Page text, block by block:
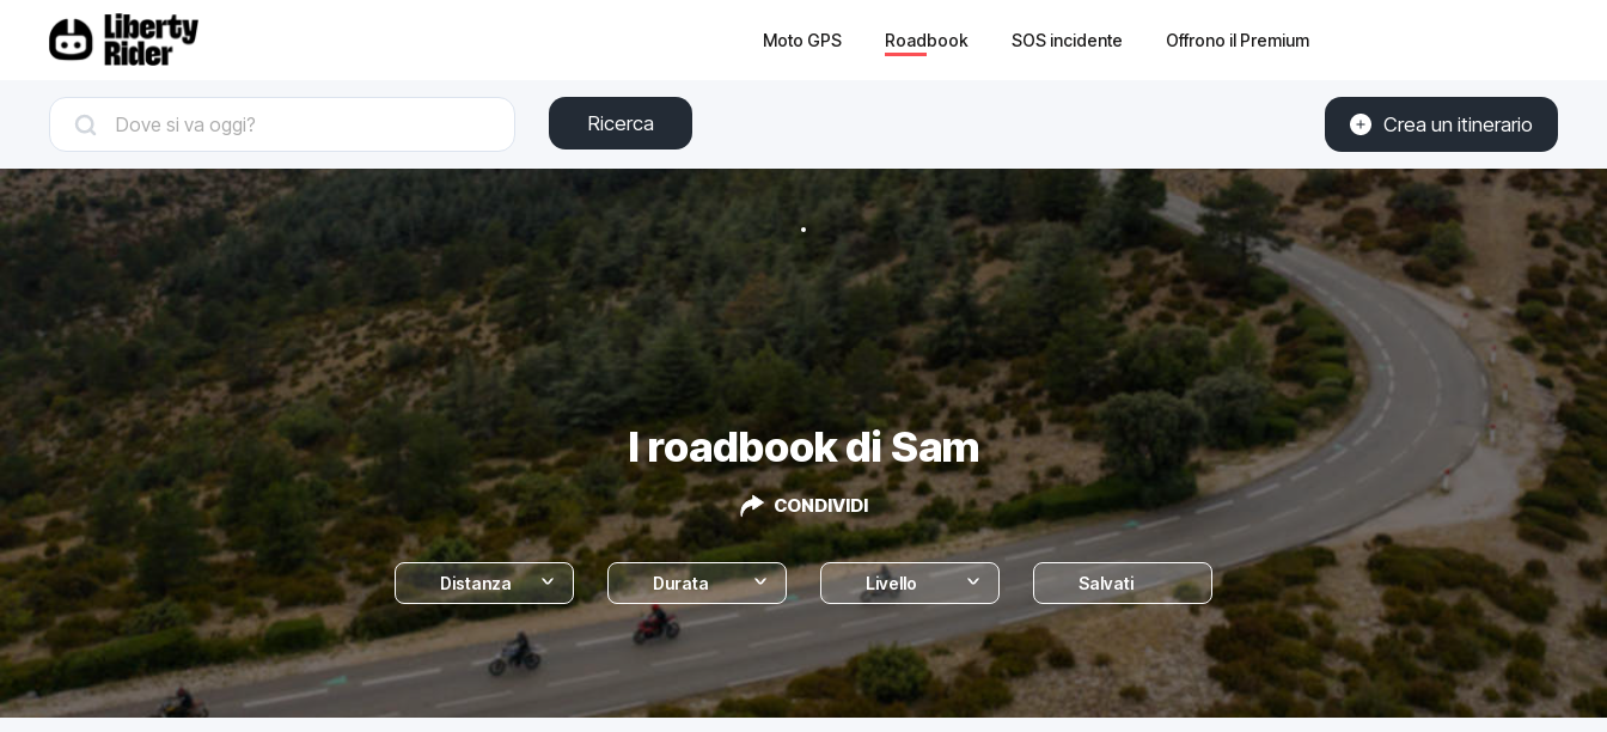
Moto GPS Roadbook SOS incidente Offrono il Premium
Ricerca Crea un itinerario
I roadbook di Sam
CONDIVIDI
Distanza Durata Livello Salvati